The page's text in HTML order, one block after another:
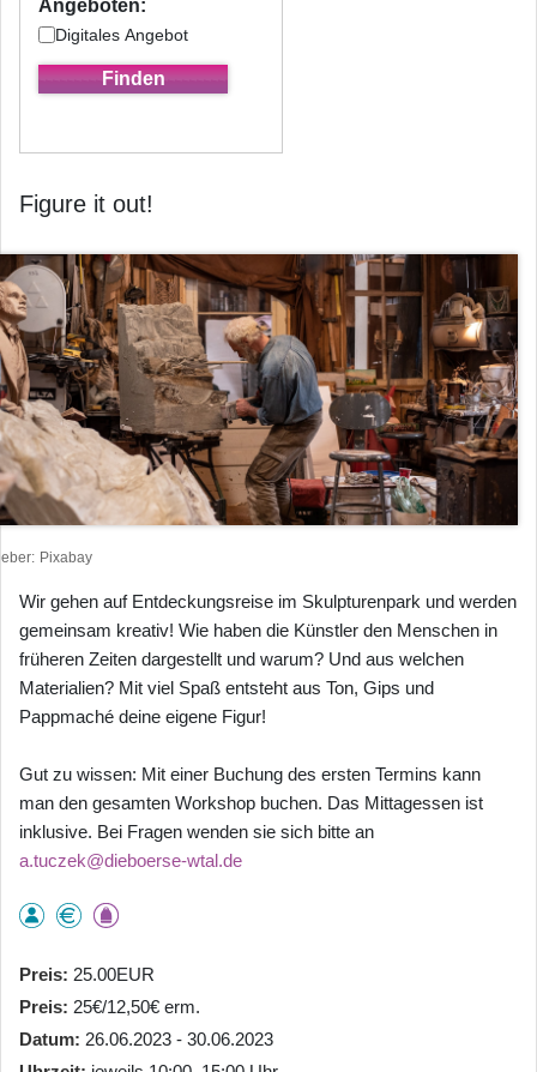
Angeboten:
Digitales Angebot
Figure it out!
Pixabay
Wir gehen auf Entdeckungsreise im Skulpturenpark und werden
gemeinsam kreativ! Wie haben die Künstler den Menschen in
früheren Zeiten dargestellt und warum? Und aus welchen
Materialien? Mit viel Spaß entsteht aus Ton, Gips und
Pappmaché deine eigene Figur!
Gut zu wissen: Mit einer Buchung des ersten Termins kann
man den gesamten Workshop buchen. Das Mittagessen ist
inklusive. Bei Fragen wenden sie sich bitte an
a.tuczek@dieboerse-wtal.de
Preis 25.00EUR
Preis 25€/12,50€ erm.
Datum 26.06.2023 - 30.06.2023